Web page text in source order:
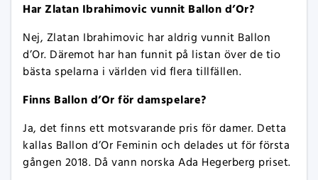
Har Zlatan Ibrahimovic vunnit Ballon d’Or?
Nej, Zlatan Ibrahimovic har aldrig vunnit Ballon
d’Or. Däremot har han funnit på listan över de tio
bästa spelarna i världen vid flera tillfällen.
Finns Ballon d’Or för damspelare?
Ja, det finns ett motsvarande pris för damer. Detta
kallas Ballon d’Or Feminin och delades ut för första
gången 2018. Då vann norska Ada Hegerberg priset.